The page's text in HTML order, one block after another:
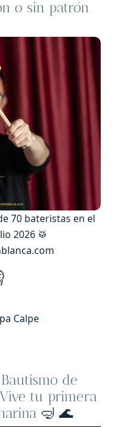
o sin patrón
70 bateristas en el
2026 🥁
Calpe
Bautismo de
tu primera
🤿 🌊